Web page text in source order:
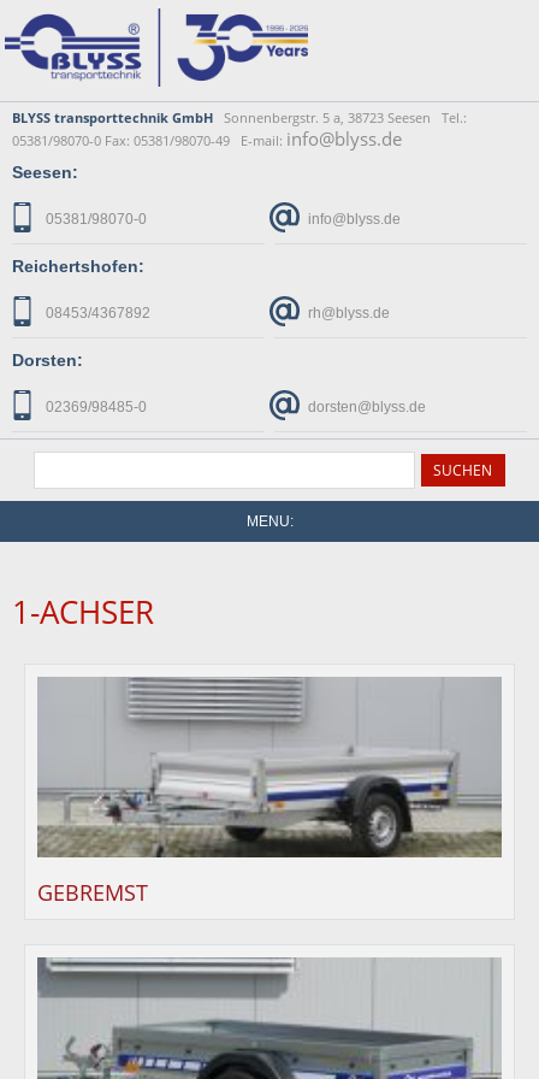
BLYSS transporttechnik GmbH Sonnenbergstr. 5 a, 38723 Seesen Tel.:
05381/98070-0 Fax: 05381/98070-49 E-mail: info@blyss.de
Seesen:
05381/98070-0 info@blyss.de
Reichertshofen:
08453/4367892 rh@blyss.de
Dorsten:
02369/98485-0 dorsten@blyss.de
MENU:
1-ACHSER
GEBREMST